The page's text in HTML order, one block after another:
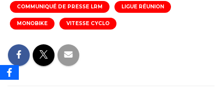
COMMUNIQUÉ DE PRESSE LRM LIGUE RÉUNION
MONOBIKE VITESSE CYCLO